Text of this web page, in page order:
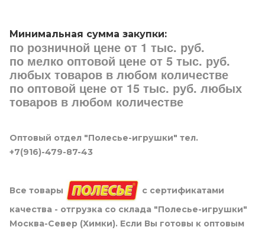
Минимальная сумма закупки:
по розничной цене от 1 тыс. руб.
по мелко оптовой цене от 5 тыс. руб.
любых товаров в любом количестве
по оптовой цене от 15 тыс. руб. любых
товаров в любом количестве
Оптовый отдел "Полесье-игрушки" тел.
+7(916)-479-87-43
Все товары
с сертификатами
качества - отгрузка со склада "Полесье-игрушки"
Москва-Север (Химки). Если Вы готовы к оптовым